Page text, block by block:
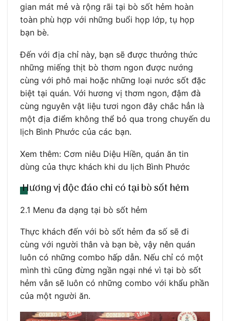
gian mát mẻ và rộng rãi tại bò sốt hẻm hoàn
toàn phù hợp với những buổi họp lớp, tụ họp
bạn bè.
Đến với địa chỉ này, bạn sẽ được thưởng thức
những miếng thịt bò thơm ngon được nướng
cùng với phô mai hoặc những loại nước sốt đặc
biệt tại quán. Với hương vị thơm ngon, đậm đà
cùng nguyên vật liệu tươi ngon đây chắc hẳn là
một địa điểm không thể bỏ qua trong chuyến du
lịch Bình Phước của các bạn.
Xem thêm: Cơm niêu Diệu Hiền, quán ăn tin
dùng của thực khách khi du lịch Bình Phước
Hương vị độc đáo chỉ có tại bò sốt hẻm
2.1 Menu đa dạng tại bò sốt hẻm
Thực khách đến với bò sốt hẻm đa số sẽ đi
cùng với người thân và bạn bè, vậy nên quán
luôn có những combo hấp dẫn. Nếu chỉ có một
mình thì cũng đừng ngần ngại nhé vì tại bò sốt
hẻm vẫn sẽ luôn có những combo với khẩu phần
của một người ăn.